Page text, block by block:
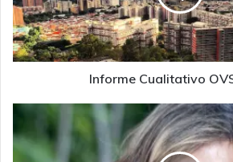
Informe Cualitativo
Alimentarse
para